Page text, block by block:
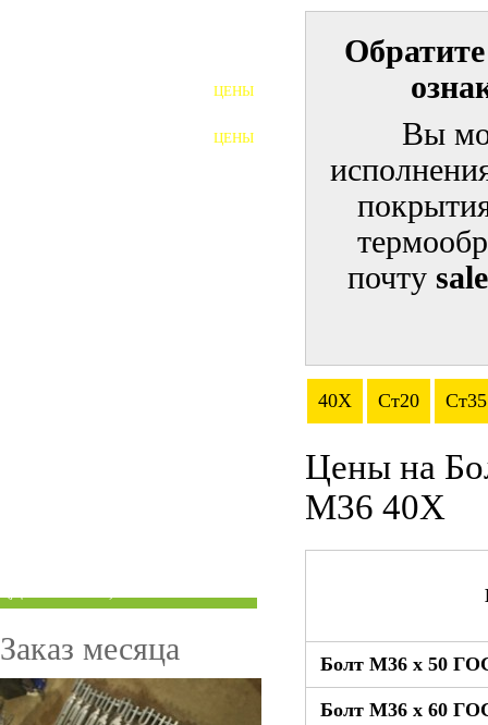
Вы
почту
40Х Ст20 Ст35
Цены на
М36 40Х
Болт М36 x 50
Болт М36 x 60
ЦЕНЫ
ЦЕНЫ
Заказ месяца